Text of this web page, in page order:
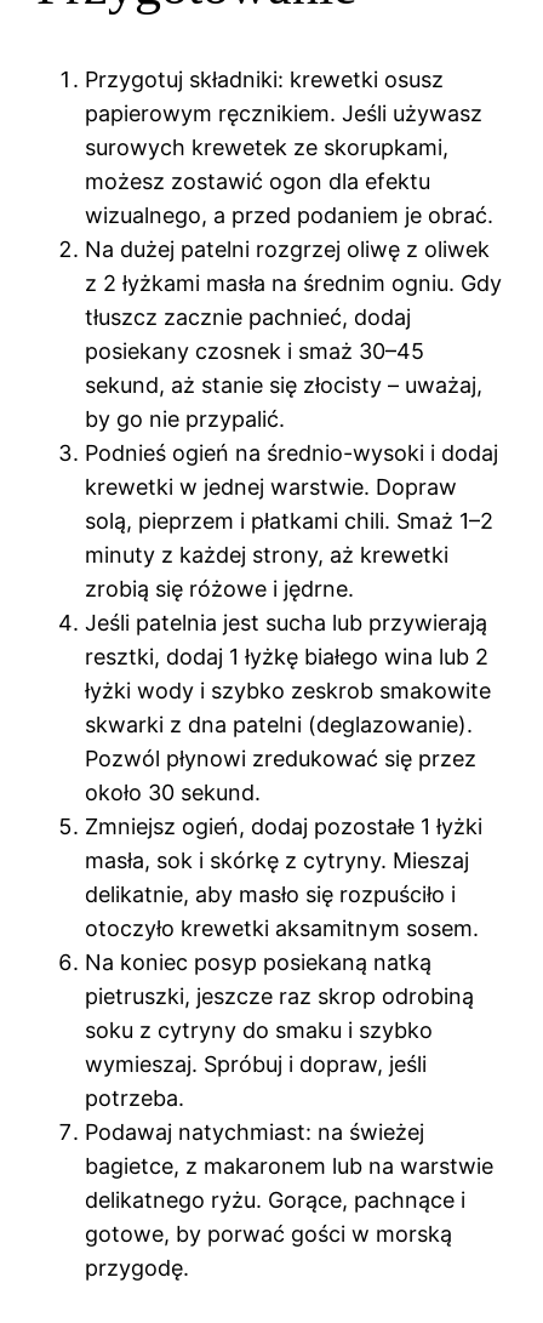
Przygotuj składniki: krewetki osusz
papierowym ręcznikiem. Jeśli używasz
surowych krewetek ze skorupkami,
możesz zostawić ogon dla efektu
wizualnego, a przed podaniem je obrać.
Na dużej patelni rozgrzej oliwę z oliwek
z 2 łyżkami masła na średnim ogniu. Gdy
tłuszcz zacznie pachnieć, dodaj
posiekany czosnek i smaż 30–45
sekund, aż stanie się złocisty – uważaj,
by go nie przypalić.
Podnieś ogień na średnio-wysoki i dodaj
krewetki w jednej warstwie. Dopraw
solą, pieprzem i płatkami chili. Smaż 1–2
minuty z każdej strony, aż krewetki
zrobią się różowe i jędrne.
Jeśli patelnia jest sucha lub przywierają
resztki, dodaj 1 łyżkę białego wina lub 2
łyżki wody i szybko zeskrob smakowite
skwarki z dna patelni (deglazowanie).
Pozwól płynowi zredukować się przez
około 30 sekund.
Zmniejsz ogień, dodaj pozostałe 1 łyżki
masła, sok i skórkę z cytryny. Mieszaj
delikatnie, aby masło się rozpuściło i
otoczyło krewetki aksamitnym sosem.
Na koniec posyp posiekaną natką
pietruszki, jeszcze raz skrop odrobiną
soku z cytryny do smaku i szybko
wymieszaj. Spróbuj i dopraw, jeśli
potrzeba.
Podawaj natychmiast: na świeżej
bagietce, z makaronem lub na warstwie
delikatnego ryżu. Gorące, pachnące i
gotowe, by porwać gości w morską
przygodę.